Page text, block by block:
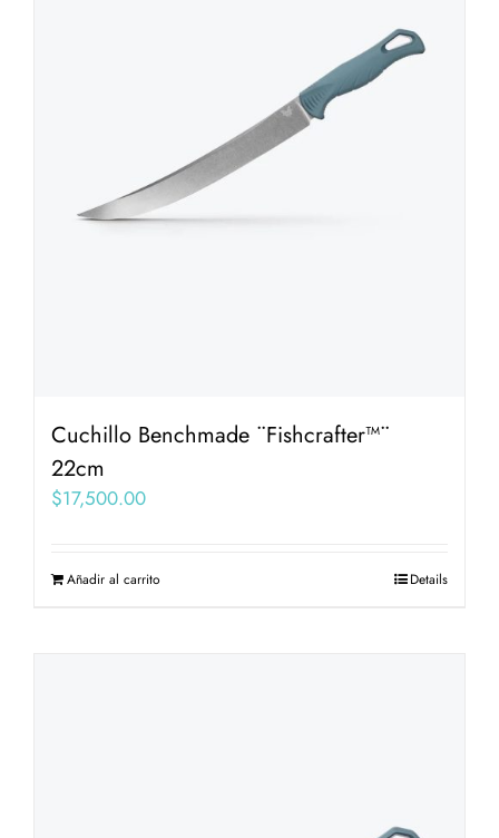
Cuchillo Benchmade ¨Fishcrafter™¨
22cm
$17,500.00
Añadir al carrito Details